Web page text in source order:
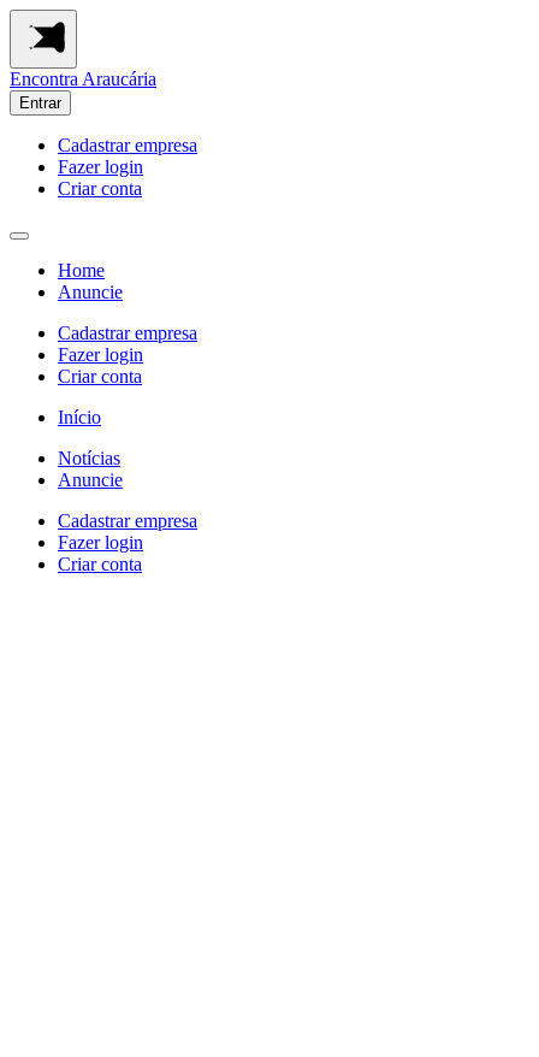
Encontra Araucária
Entrar
Cadastrar empresa
Fazer login
Criar conta
Home
Anuncie
Cadastrar empresa
Fazer login
Criar conta
Início
Notícias
Anuncie
Cadastrar empresa
Fazer login
Criar conta